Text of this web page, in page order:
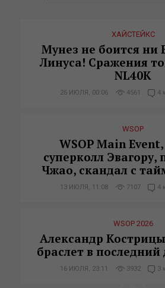
ХАЙСТЕЙКС
Мунез не боится ни
Линуса! Сражения
NL40K
26 ИЮЛЯ, 00:06 4561 4
WSOP
WSOP Main
суперколл Эвагору,
Чжао, скандал с
13 ИЮЛЯ, 11:08 7107 4
WSOP 2026
Александр
браслет в последний
16 ИЮЛЯ, 23:11 3932 3